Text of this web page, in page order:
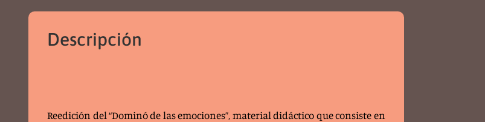
Descripción
Reedición del “Dominó de las emociones”, material didáctico que consiste en